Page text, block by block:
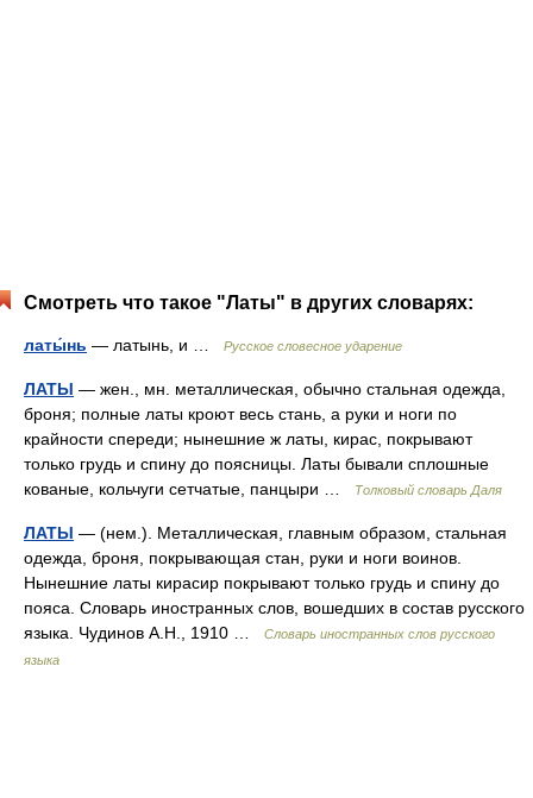
Смотреть что такое "Латы" в других словарях:
латы́нь — латынь, и … Русское словесное ударение
ЛАТЫ — жен., мн. металлическая, обычно стальная одежда,
броня; полные латы кроют весь стань, а руки и ноги по
крайности спереди; нынешние ж латы, кирас, покрывают
только грудь и спину до поясницы. Латы бывали сплошные
кованые, кольчуги сетчатые, панцыри …
Толковый словарь Даля
ЛАТЫ — (нем.). Металлическая, главным образом, стальная
одежда, броня, покрывающая стан, руки и ноги воинов.
Нынешние латы кирасир покрывают только грудь и спину до
пояса. Словарь иностранных слов, вошедших в состав русского
языка. Чудинов А.Н., 1910 …
Словарь иностранных слов русского
языка